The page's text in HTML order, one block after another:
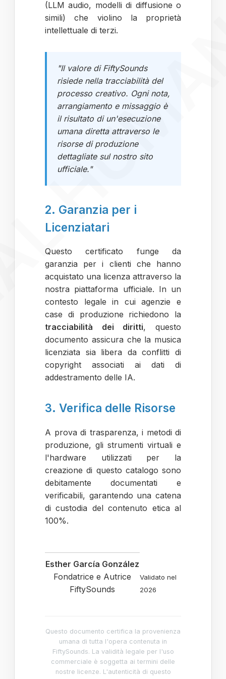
(LLM audio, modelli di diffusione o
simili) che violino la proprietà
intellettuale di terzi.
"Il valore di FiftySounds
risiede nella tracciabilità del
processo creativo. Ogni nota,
arrangiamento e missaggio è
il risultato di un'esecuzione
umana diretta attraverso le
risorse di produzione
dettagliate sul nostro sito
ufficiale."
2. Garanzia per i
Licenziatari
Questo certificato funge da
garanzia per i clienti che hanno
acquistato una licenza attraverso la
nostra piattaforma ufficiale. In un
contesto legale in cui agenzie e
case di produzione richiedono la
tracciabilità dei diritti, questo
documento assicura che la musica
licenziata sia libera da conflitti di
copyright associati ai dati di
addestramento delle IA.
3. Verifica delle Risorse
A prova di trasparenza, i metodi di
produzione, gli strumenti virtuali e
l'hardware utilizzati per la
creazione di questo catalogo sono
debitamente documentati e
verificabili, garantendo una catena
di custodia del contenuto etica al
100%.
Esther García González
Fondatrice e Autrice
FiftySounds
Validato nel
2026
Questo documento certifica la provenienza
umana di tutta l'opera contenuta in
FiftySounds. La validità legale per l'uso
commerciale è soggetta ai termini delle
nostre licenze. L'autenticità di questo